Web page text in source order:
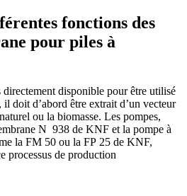
fonctions des
pour piles à
directement disponible pour être utilisé
doit d’abord être extrait d’un vecteur
ou la biomasse. Les pompes,
N 938 de KNF et la pompe à
la FM 50 ou la FP 25 de KNF,
processus de production